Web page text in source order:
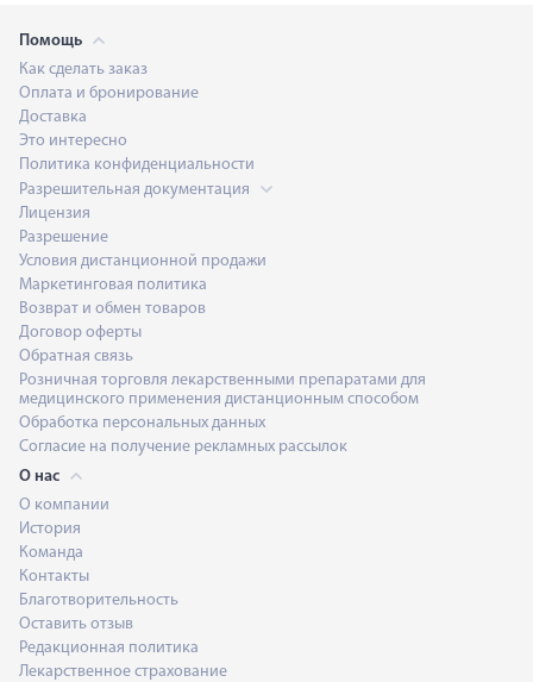
Помощь
Как сделать заказ
Оплата и бронирование
Доставка
Это интересно
Политика конфиденциальности
Разрешительная документация
Лицензия
Разрешение
Условия дистанционной продажи
Маркетинговая политика
Возврат и обмен товаров
Договор оферты
Обратная связь
Розничная торговля лекарственными препаратами для
медицинского применения дистанционным способом
Обработка персональных данных
Согласие на получение рекламных рассылок
О нас
О компании
История
Команда
Контакты
Благотворительность
Оставить отзыв
Редакционная политика
Лекарственное страхование